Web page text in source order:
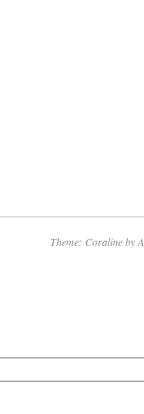
Theme: Coralineby